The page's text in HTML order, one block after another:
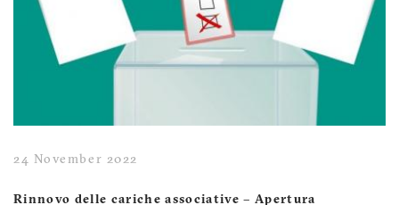
24 November 2022
Rinnovo delle cariche associative – Apertura